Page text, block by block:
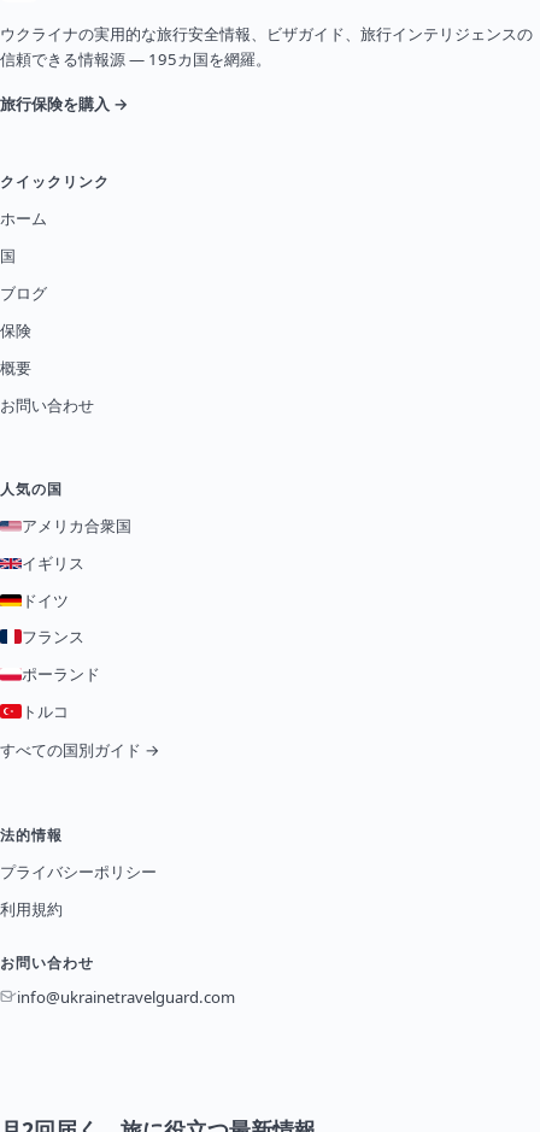
ウクライナの実用的な旅行安全情報、ビザガイド、旅行インテリジェンスの
信頼できる情報源 — 195カ国を網羅。
旅行保険を購入 →
クイックリンク
ホーム
国
ブログ
保険
概要
お問い合わせ
人気の国
アメリカ合衆国
イギリス
ドイツ
フランス
ポーランド
トルコ
すべての国別ガイド →
法的情報
プライバシーポリシー
利用規約
お問い合わせ
info@ukrainetravelguard.com